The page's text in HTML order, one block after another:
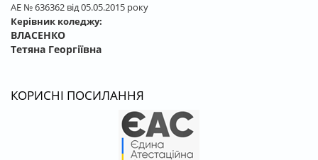
АЕ № 636362 від 05.05.2015 року
Керівник коледжу:
ВЛАСЕНКО
Тетяна Георгіївна
КОРИСНІ ПОСИЛАННЯ